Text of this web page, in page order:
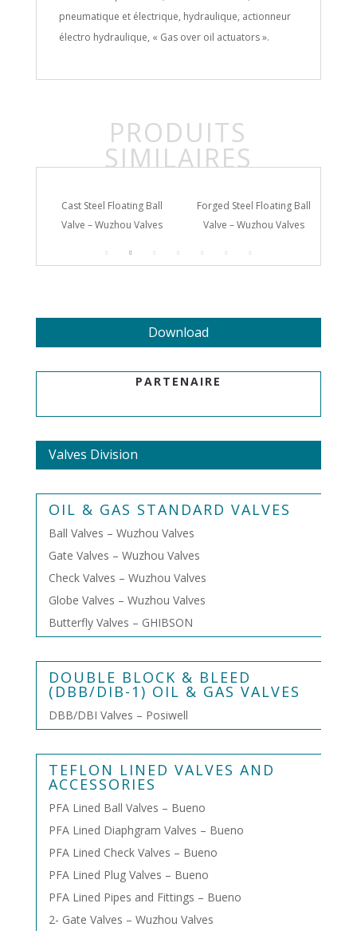
pneumatique et électrique, hydraulique, actionneur
électro hydraulique, « Gas over oil actuators ».
PRODUITS
SIMILAIRES
Cast Steel Floating Ball
Valve – Wuzhou Valves
Forged Steel Floating Ball
Valve – Wuzhou Valves
Download
PARTENAIRE
Valves Division
OIL & GAS STANDARD VALVES
Ball Valves – Wuzhou Valves
Gate Valves – Wuzhou Valves
Check Valves – Wuzhou Valves
Globe Valves – Wuzhou Valves
Butterfly Valves – GHIBSON
DOUBLE BLOCK & BLEED
(DBB/DIB-1) OIL & GAS VALVES
DBB/DBI Valves – Posiwell
TEFLON LINED VALVES AND
ACCESSORIES
PFA Lined Ball Valves – Bueno
PFA Lined Diaphgram Valves – Bueno
PFA Lined Check Valves – Bueno
PFA Lined Plug Valves – Bueno
PFA Lined Pipes and Fittings – Bueno
2- Gate Valves – Wuzhou Valves